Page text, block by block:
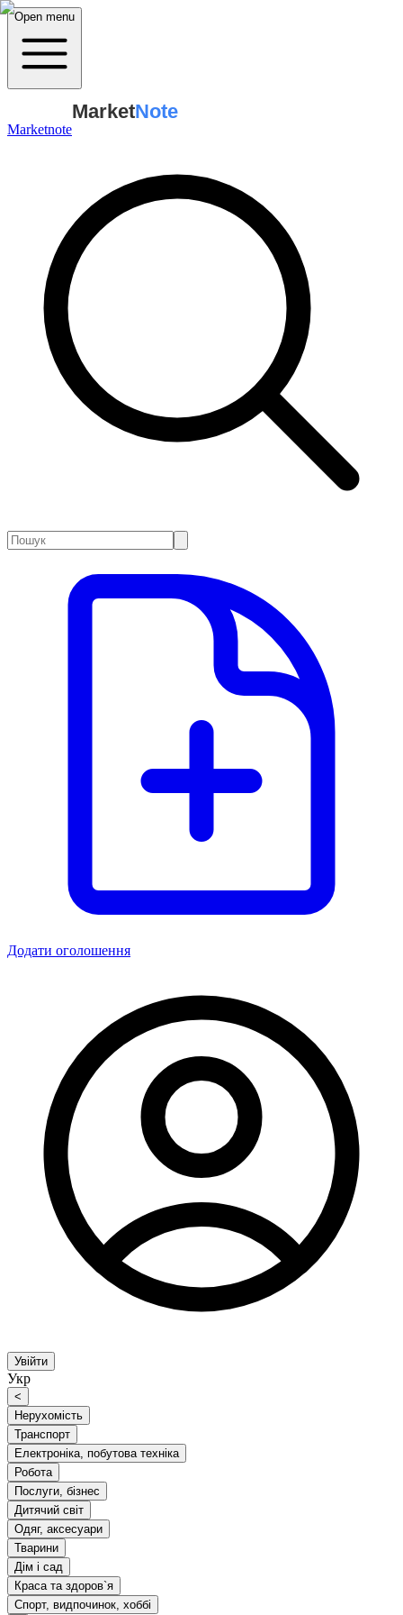
Open menu
Marketnote
MarketNote
Додати оголошення
Увійти
Укр
<
Нерухомість
Транспорт
Електроніка, побутова техніка
Робота
Послуги, бізнес
Дитячий світ
Одяг, аксесуари
Тварини
Дім і сад
Краса та здоров`я
Спорт, видпочинок, хоббі